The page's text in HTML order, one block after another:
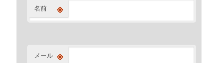
名前 ※
メール ※